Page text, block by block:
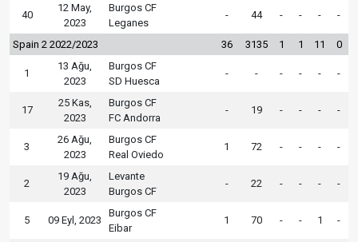
40
12 May,
2023
Burgos CF
Leganes
- 44 - - - -
Spain 2 2022/2023 36 3135 1 1 11 0
1
13 Ağu,
2023
Burgos CF
SD Huesca
- - - - - -
17
25 Kas,
2023
Burgos CF
FC Andorra
- 19 - - - -
3
26 Ağu,
2023
Burgos CF
Real Oviedo
1 72 - - - -
2
19 Ağu,
2023
Levante
Burgos CF
- 22 - - - -
5 09 Eyl, 2023
Burgos CF
Eibar
1 70 - - 1 -